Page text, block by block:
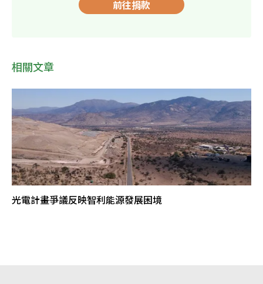
前往捐款
相關文章
光電計畫爭議反映智利能源發展困境